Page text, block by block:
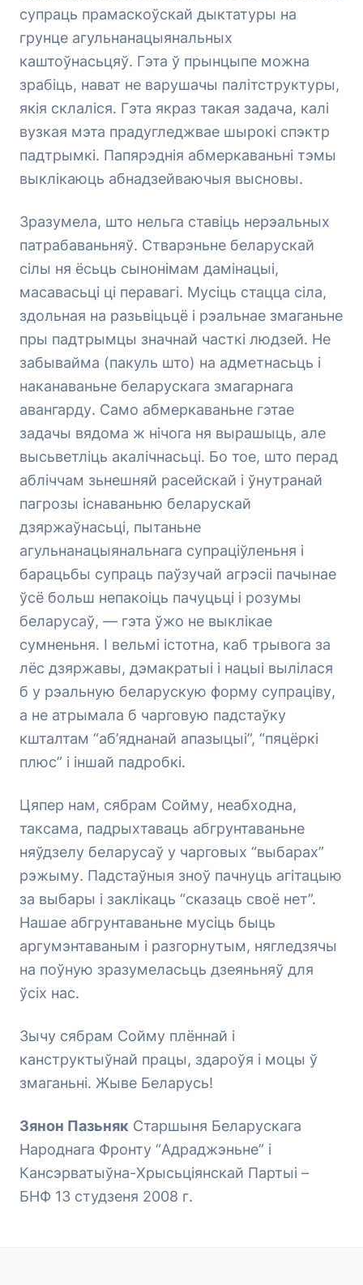
супраць прамаскоўскай дыктатуры на
грунце агульнанацыянальных
каштоўнасьцяў. Гэта ў прынцыпе можна
зрабіць, нават не варушачы палітструктуры,
якія склаліся. Гэта якраз такая задача, калі
вузкая мэта прадугледжвае шырокі спэктр
падтрымкі. Папярэднія абмеркаваньні тэмы
выклікаюць абнадзейваючыя высновы.
Зразумела, што нельга ставіць нерэальных
патрабаваньняў. Стварэньне беларускай
сілы ня ёсьць сынонімам дамінацыі,
масавасьці ці перавагі. Мусіць стацца сіла,
здольная на разьвіцьцё і рэальнае змаганьне
пры падтрымцы значнай часткі людзей. Не
забывайма (пакуль што) на адметнасьць і
наканаваньне беларускага змагарнага
авангарду. Само абмеркаваньне гэтае
задачы вядома ж нічога ня вырашыць, але
высьветліць акалічнасьці. Бо тое, што перад
абліччам зьнешняй расейскай і ўнутранай
пагрозы існаваньню беларускай
дзяржаўнасьці, пытаньне
агульнанацыянальнага супраціўленьня і
барацьбы супраць паўзучай агрэсіі пачынае
ўсё больш непакоіць пачуцьці і розумы
беларусаў, — гэта ўжо не выклікае
сумненьня. І вельмі істотна, каб трывога за
лёс дзяржавы, дэмакратыі і нацыі вылілася
б у рэальную беларускую форму супраціву,
а не атрымала б чарговую падстаўку
кшталтам “аб’яднанай апазыцыі”, “пяцёркі
плюс” і іншай падробкі.
Цяпер нам, сябрам Сойму, неабходна,
таксама, падрыхтаваць абгрунтаваньне
няўдзелу беларусаў у чарговых “выбарах”
рэжыму. Падстаўныя зноў пачнуць агітацыю
за выбары і заклікаць “сказаць своё нет”.
Нашае абгрунтаваньне мусіць быць
аргумэнтаваным і разгорнутым, нягледзячы
на поўную зразумеласьць дзеяньняў для
ўсіх нас.
Зычу сябрам Сойму плённай і
канструктыўнай працы, здароўя і моцы ў
змаганьні. Жыве Беларусь!
Зянон Пазьняк Старшыня Беларускага
Народнага Фронту “Адраджэньне” і
Кансэрватыўна-Хрысьціянскай Партыі –
БНФ 13 студзеня 2008 г.